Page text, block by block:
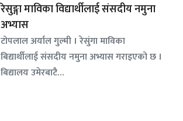
रेसुङ्गा माविका विद्यार्थीलाई संसदीय नमुना
अभ्यास
टोपलाल अर्याल गुल्मी । रेसुंगा माविका
बिद्यार्थीलाई संसदीय नमुना अभ्यास गराइएको छ ।
बिद्यालय उमेरबाटै…